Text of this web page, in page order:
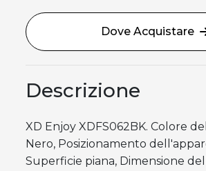
Dove Acquistare
Descrizione
XD Enjoy XDFS062BK. Colore
Nero, Posizionamento
Superficie piana, Dimensione